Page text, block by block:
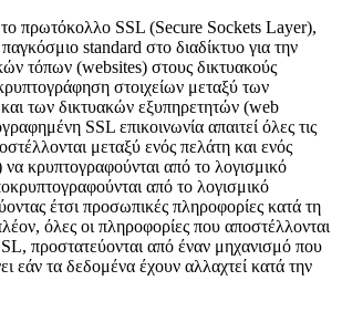
το πρωτόκολλο SSL (Secure Sockets Layer),
standard στο διαδίκτυο για την
τόπων (websites) στους δικτυακούς
στοιχείων μεταξύ των
των δικτυακών εξυπηρετητών (web
SSL επικοινωνία απαιτεί όλες τις
μεταξύ ενός πελάτη και ενός
κρυπτογραφούνται από το λογισμικό
από το λογισμικό
έτσι προσωπικές πληροφορίες κατά τη
όλες οι πληροφορίες που αποστέλλονται
προστατεύονται από έναν μηχανισμό που
εάν τα δεδομένα έχουν αλλαχτεί κατά την